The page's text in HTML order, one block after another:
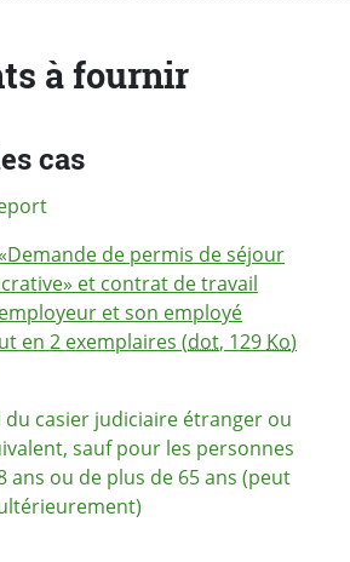
à fournir
cas
de permis de séjour
et contrat de travail
et son employé
en 2 exemplaires (dot, 129 Ko)
casier judiciaire étranger ou
sauf pour les personnes
ans ou de plus de 65 ans (peut